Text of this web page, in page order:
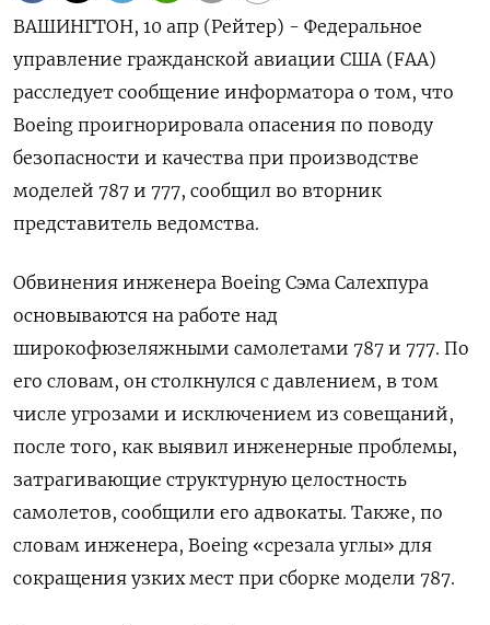
ВАШИНГТОН, 10 апр (Рейтер) - Федеральное
управление гражданской авиации США (FAA)
расследует сообщение информатора о том, что
Boeing проигнорировала опасения по поводу
безопасности и качества при производстве
моделей 787 и 777, сообщил во вторник
представитель ведомства.
Обвинения инженера Boeing Сэма Салехпура
основываются на работе над
широкофюзеляжными самолетами 787 и 777. По
его словам, он столкнулся с давлением, в том
числе угрозами и исключением из совещаний,
после того, как выявил инженерные проблемы,
затрагивающие структурную целостность
самолетов, сообщили его адвокаты. Также, по
словам инженера, Boeing «срезала углы» для
сокращения узких мест при сборке модели 787.